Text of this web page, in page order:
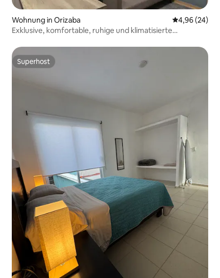
Wohnung in Orizaba
4,96 (24)
Exklusive, komfortable, ruhige und klimatisierte
Superhost
Superhost